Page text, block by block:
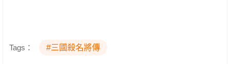
Tags： #三國殺名將傳